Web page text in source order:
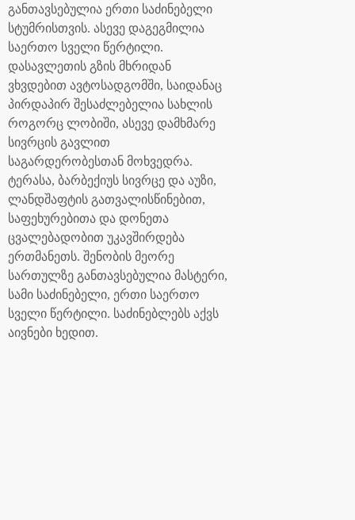
განთავსებულია ერთი საძინებელი
სტუმრისთვის. ასევე დაგეგმილია
საერთო სველი წერტილი.
დასავლეთის გზის მხრიდან
ვხვდებით ავტოსადგომში, საიდანაც
პირდაპირ შესაძლებელია სახლის
როგორც ლობიში, ასევე დამხმარე
სივრცის გავლით
საგარდერობესთან მოხვედრა.
ტერასა, ბარბექიუს სივრცე და აუზი,
ლანდშაფტის გათვალისწინებით,
საფეხურებითა და დონეთა
ცვალებადობით უკავშირდება
ერთმანეთს. შენობის მეორე
სართულზე განთავსებულია მასტერი,
სამი საძინებელი, ერთი საერთო
სველი წერტილი. საძინებლებს აქვს
აივნები ხედით.